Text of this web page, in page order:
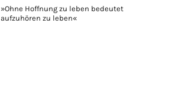
»Ohne Hoffnung zu leben bedeutet
aufzuhören zu leben«